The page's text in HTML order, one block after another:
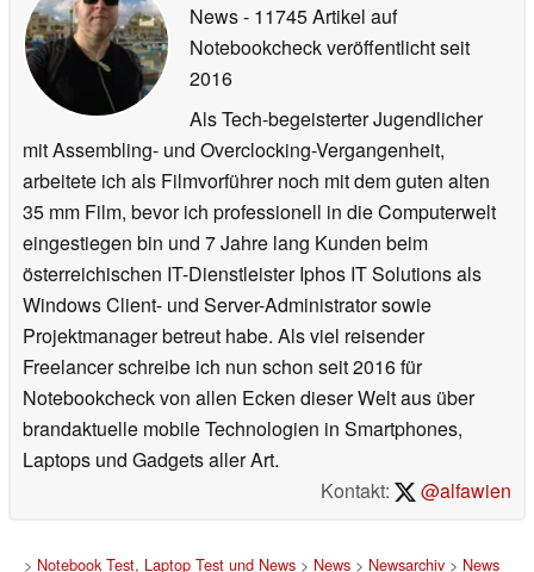
News- 11745 Artikel auf
Notebookcheck veröffentlichtseit
2016
Als Tech-begeisterter Jugendlicher
mit Assembling- und Overclocking-Vergangenheit,
arbeitete ich als Filmvorführer noch mit dem guten alten
35 mm Film, bevor ich professionell in die Computerwelt
eingestiegen bin und 7 Jahre lang Kunden beim
österreichischen IT-Dienstleister Iphos IT Solutions als
Windows Client- und Server-Administrator sowie
Projektmanager betreut habe. Als viel reisender
Freelancer schreibe ich nun schon seit 2016 für
Notebookcheck von allen Ecken dieser Welt aus über
brandaktuelle mobile Technologien in Smartphones,
Laptops und Gadgets aller Art.
Kontakt:
@alfawien
> Notebook Test, Laptop Test und News> News> Newsarchiv> News